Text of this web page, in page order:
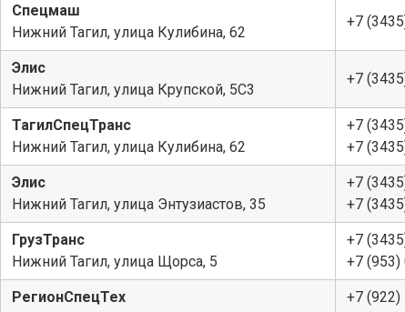
Спецмаш
Нижний Тагил, улица Кулибина, 62
+7
Элис
Нижний Тагил, улица Крупской, 5С3
+7
ТагилСпецТранс
Нижний Тагил, улица Кулибина, 62
+7
+7
Элис
Нижний Тагил, улица Энтузиастов, 35
+7
+7
ГрузТранс
Нижний Тагил, улица Щорса, 5
+7
+7 (953)
РегионСпецТех
+7 (922)